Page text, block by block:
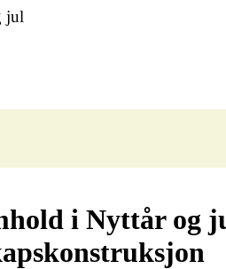
jul
i Nyttår og